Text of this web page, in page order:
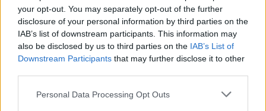
your opt-out. You may separately opt-out of the further
disclosure of your personal information by third parties on the
IAB’s list of downstream participants. This information may
also be disclosed by us to third parties on the IAB’s List of
Downstream Participants that may further disclose it to other
Personal Data Processing Opt Outs
Ανακαλύψτε τα κοσμήματα που αγαπήθηκαν περισσότερο!
Εδώ θα βρείτε τις κορυφαίες επιλογές που ξεχωρίζουν για
το μοναδικό τους στυλ και την εξαιρετική τους ποιότητα.